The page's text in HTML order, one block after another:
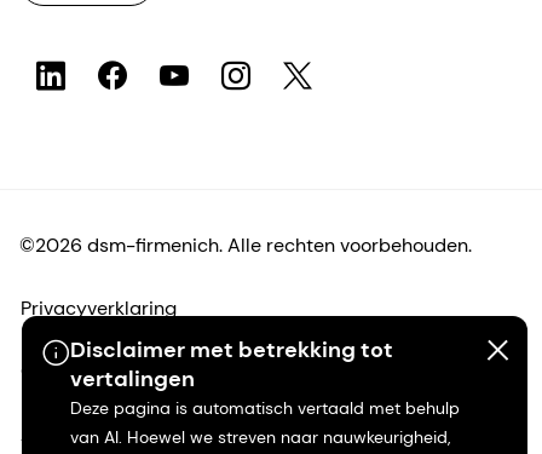
Disclaimer met betrekking tot
vertalingen
Deze pagina is automatisch vertaald met behulp
van AI. Hoewel we streven naar nauwkeurigheid,
©2026 dsm-firmenich. Alle rechten voorbehouden.
Privacyverklaring
Gebruiksvoorwaarden
Algemene voorwaarden